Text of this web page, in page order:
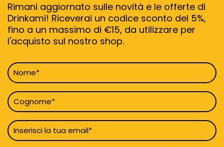
Rimani aggiornato sulle novità e le offerte di
Drinkami! Riceverai un codice sconto del 5%,
fino a un massimo di €15, da utilizzare per
l'acquisto sul nostro shop.
Nome
*
Cognome
*
Email
*